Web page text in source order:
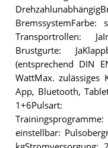
BremssystemFarbe:
Transportrollen:
Brustgurte:
(entsprechend DIN
WattMax. zulässiges
App, Bluetooth,
1+6Pulsart:
einstellbar: